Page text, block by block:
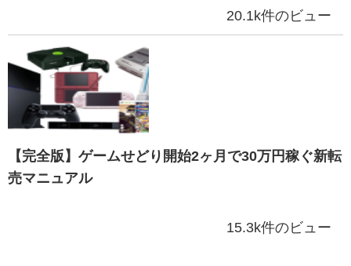
20.1k件のビュー
【完全版】ゲームせどり開始2ヶ月で30万円稼ぐ新転
売マニュアル
15.3k件のビュー